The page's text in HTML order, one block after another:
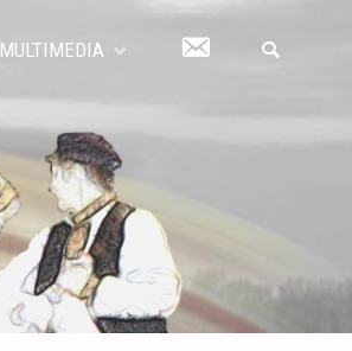
MULTIMEDIA KONTAKT